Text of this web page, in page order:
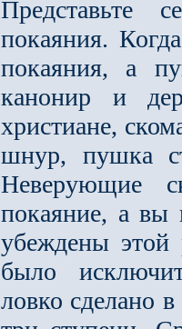
Представьте
покаяния.
покаяния, а
канонир и
христиане,
шнур, пушка
Неверующие
покаяние, а
убеждены этой
было
ловко сделано